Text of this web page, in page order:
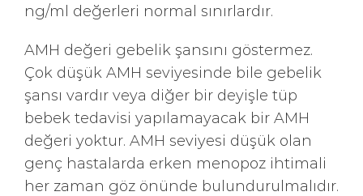
ng/ml değerleri normal sınırlardır.
AMH değeri gebelik şansını göstermez.
Çok düşük AMH seviyesinde bile gebelik
şansı vardır veya diğer bir deyişle tüp
bebek tedavisi yapılamayacak bir AMH
değeri yoktur. AMH seviyesi düşük olan
genç hastalarda erken menopoz ihtimali
her zaman göz önünde bulundurulmalıdır.